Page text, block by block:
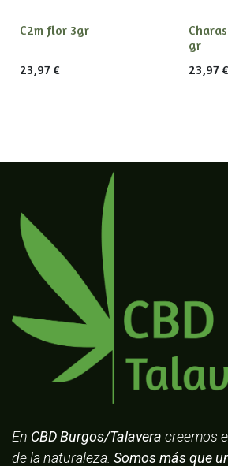
C2m flor 3gr
23,97 €
gr
23,97€
En CBD Burgos/Talavera creemos
de la naturaleza. Somos más que